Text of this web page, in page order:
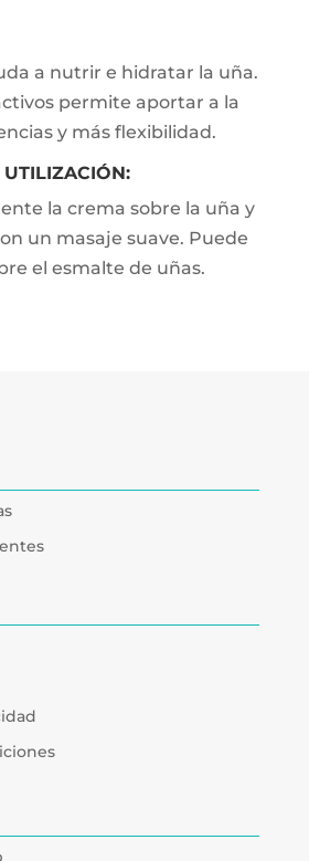
a nutrir e hidratar la uña.
permite aportar a la
y más flexibilidad.
la crema sobre la uña y
un masaje suave. Puede
el esmalte de uñas.